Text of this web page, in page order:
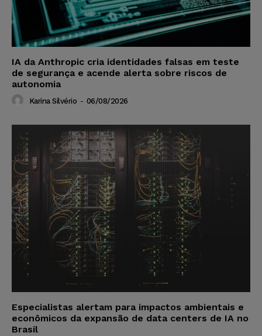
IA da Anthropic cria identidades falsas em teste
de segurança e acende alerta sobre riscos de
autonomia
Karina Silvério - 06/08/2026
Especialistas alertam para impactos ambientais e
econômicos da expansão de data centers de IA no
Brasil